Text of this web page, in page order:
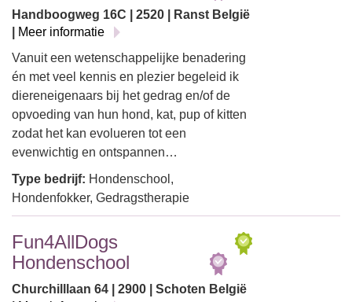
Handboogweg 16C | 2520 | Ranst België
Meer informatie
Vanuit een wetenschappelijke benadering
én met veel kennis en plezier begeleid ik
diereneigenaars bij het gedrag en/of de
opvoeding van hun hond, kat, pup of kitten
zodat het kan evolueren tot een
evenwichtig en ontspannen…
Type bedrijf: Hondenschool,
Hondenfokker, Gedragstherapie
Fun4AllDogs
Hondenschool
Churchilllaan 64 | 2900 | Schoten België